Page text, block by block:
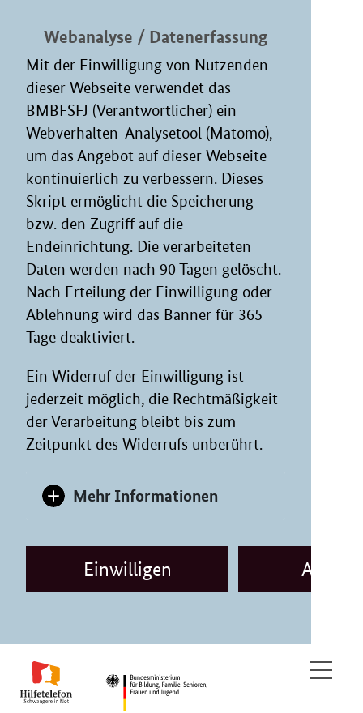
Webanalyse / Datenerfassung
Mit der Einwilligung von Nutzenden
dieser Webseite verwendet das
BMBFSFJ (Verantwortlicher) ein
Webverhalten-Analysetool (Matomo),
um das Angebot auf dieser Webseite
kontinuierlich zu verbessern. Dieses
Skript ermöglicht die Speicherung
bzw. den Zugriff auf die
Endeinrichtung. Die verarbeiteten
Daten werden nach 90 Tagen gelöscht.
Nach Erteilung der Einwilligung oder
Ablehnung wird das Banner für 365
Tage deaktiviert.
Ein Widerruf der Einwilligung ist
jederzeit möglich, die Rechtmäßigkeit
der Verarbeitung bleibt bis zum
Zeitpunkt des Widerrufs unberührt.
Mehr Informationen
Einwilligen